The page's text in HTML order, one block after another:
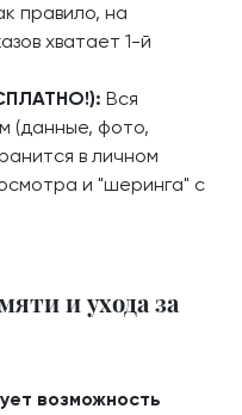
правило, на
хватает 1-й
Вся
(данные, фото,
в личном
и "шеринга" с
и ухода за
возможность